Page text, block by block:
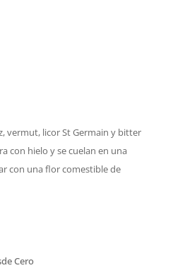
vermut, licor St Germain y bitter
con hielo y se cuelan en una
con una flor comestible de
Cero